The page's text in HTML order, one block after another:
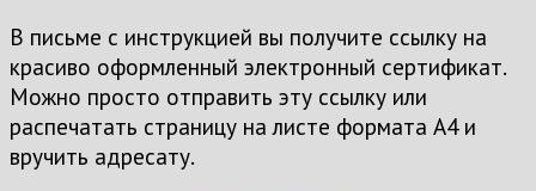
В письме с инструкцией вы получите ссылку на
красиво оформленный электронный сертификат.
Можно просто отправить эту ссылку или
распечатать страницу на листе формата А4 и
вручить адресату.